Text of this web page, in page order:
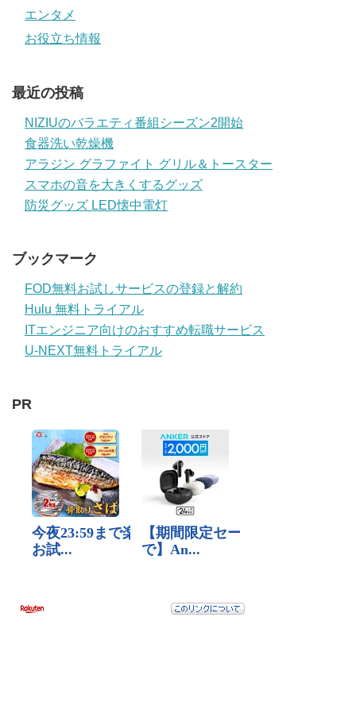
エンタメ
お役立ち情報
最近の投稿
NIZIUのバラエティ番組シーズン2開始
食器洗い乾燥機
アラジン グラファイト グリル＆トースター
スマホの音を大きくするグッズ
防災グッズ LED懐中電灯
ブックマーク
FOD無料お試しサービスの登録と解約
Hulu 無料トライアル
ITエンジニア向けのおすすめ転職サービス
U-NEXT無料トライアル
PR